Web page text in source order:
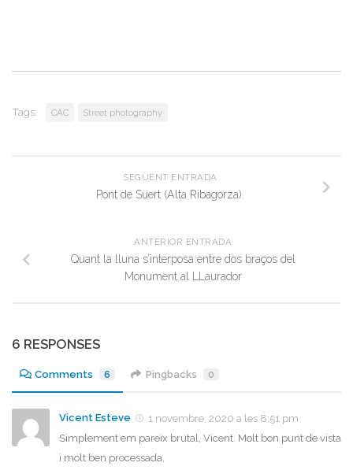
Tags: CAC Street photography
SEGÜENT ENTRADA
Pont de Suert (Alta Ribagorza).
ANTERIOR ENTRADA
Quant la lluna s’interposa entre dos braços del
Monument al LLaurador
6 RESPONSES
Comments 6 Pingbacks 0
Vicent Esteve
1 novembre, 2020 a les 8:51 pm
Simplement em pareix brutal, Vicent. Molt bon punt de vista
i molt ben processada.